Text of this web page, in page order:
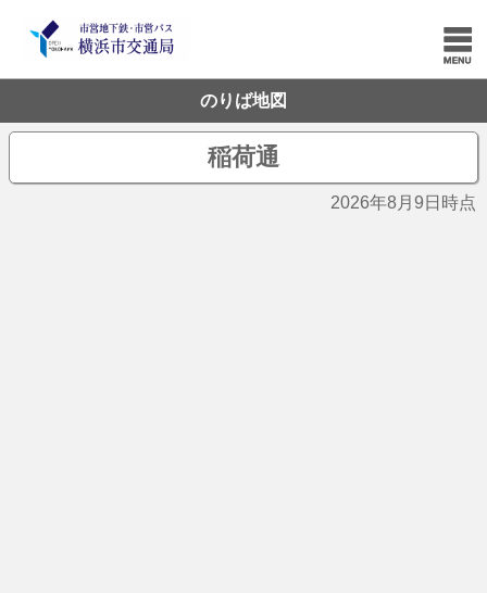
のりば地図
稲荷通
2026年8月9日時点